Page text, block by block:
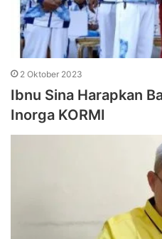
2 Oktober 2023
Ibnu Sina Harapkan
Inorga KORMI